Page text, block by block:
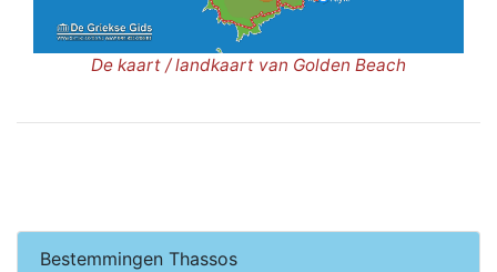
De kaart / landkaart van Golden Beach
Bestemmingen Thassos